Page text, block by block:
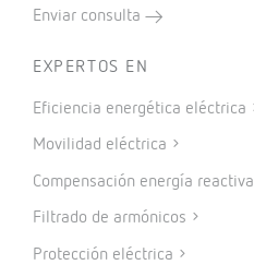
Enviar consulta
EXPERTOS EN
Eficiencia energética eléctrica
Movilidad eléctrica
Compensación energía reactiva
Filtrado de armónicos
Protección eléctrica